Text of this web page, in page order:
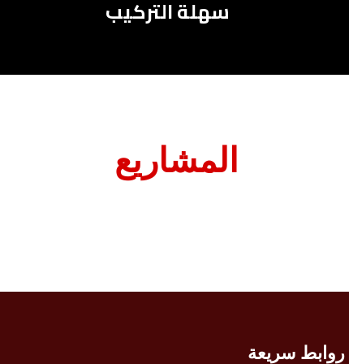
سهلة التركيب
المشاريع
روابط سريعة